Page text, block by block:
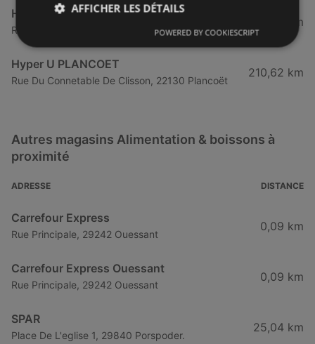
Hyper U
Rue Du Connetable De Clisson, 22130 Plancoët
210,62 km
Hyper U PLANCOET
Rue Du Connetable De Clisson, 22130 Plancoët
210,62 km
Autres magasins Alimentation & boissons à
proximité
ADRESSE DISTANCE
Carrefour Express
Rue Principale, 29242 Ouessant
0,09 km
Carrefour Express Ouessant
Rue Principale, 29242 Ouessant
0,09 km
SPAR
Place De L'eglise 1, 29840 Porspoder.
25,04 km
AFFICHER LES DÉTAILS
POWERED BY COOKIESCRIPT